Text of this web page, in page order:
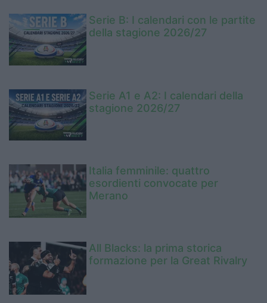
Serie B: I calendari con le partite
della stagione 2026/27
Serie A1 e A2: I calendari della
stagione 2026/27
Italia femminile: quattro
esordienti convocate per
Merano
All Blacks: la prima storica
formazione per la Great Rivalry